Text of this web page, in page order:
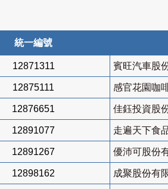
統一編號
12871311 賓旺汽車股
12875111 感官花園咖
12876651 佳鈺投資股
12891077 走遍天下食
12891267 優沛可股份
12898162 成聚股份有